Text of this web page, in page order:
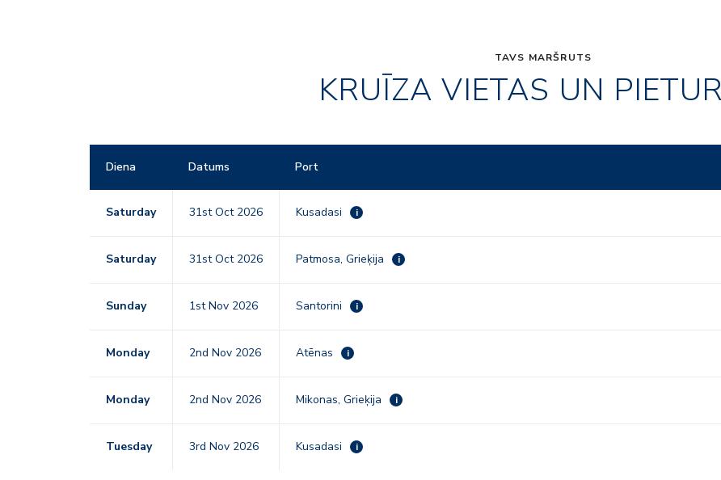
TAVS MARŠRUTS
KRUĪZA VIETAS UN
Diena Datums Port
Saturday 31st Oct 2026 Kusadasi i
Saturday 31st Oct 2026 Patmosa, Grieķija i
Sunday 1st Nov 2026 Santorini i
Monday 2nd Nov 2026 Atēnas i
Monday 2nd Nov 2026 Mikonas, Grieķija i
Tuesday 3rd Nov 2026 Kusadasi i